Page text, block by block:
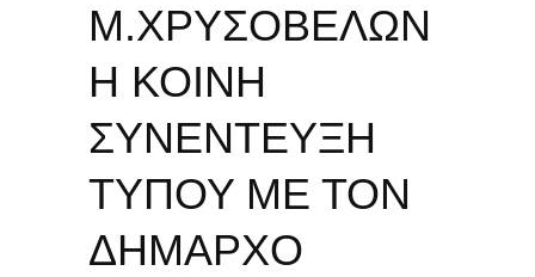
Μ.ΧΡΥΣΟΒΕΛΩΝ
Η ΚΟΙΝΗ
ΣΥΝΕΝΤΕΥΞΗ
ΤΥΠΟΥ ΜΕ ΤΟΝ
ΔΗΜΑΡΧΟ